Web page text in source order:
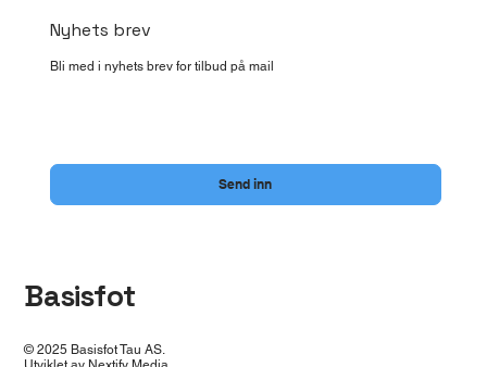
Nyhets brev
Bli med i nyhets brev for tilbud på mail
Send inn
Basisfot
© 2025 Basisfot Tau AS.